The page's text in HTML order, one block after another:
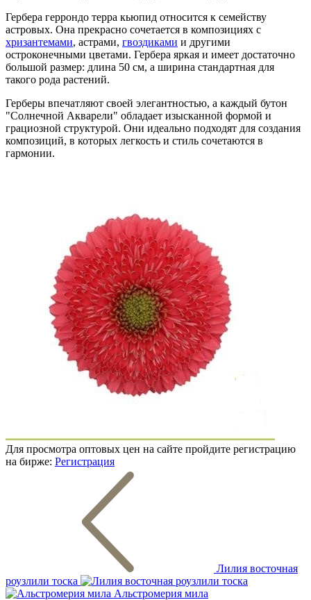
Гербера геррондо терра кьюпид относится к семейству
астровых. Она прекрасно сочетается в композициях с
хризантемами, астрами, гвоздиками и другими
остроконечными цветами. Гербера яркая и имеет достаточно
большой размер: длина 50 см, а ширина стандартная для
такого рода растений.
Герберы впечатляют своей элегантностью, а каждый бутон
"Солнечной Акварели" обладает изысканной формой и
грациозной структурой. Они идеально подходят для создания
композиций, в которых легкость и стиль сочетаются в
гармонии.
Для просмотра оптовых цен на сайте пройдите регистрацию
на бирже: Регистрация
Лилия восточная
роузлили тоска
Альстромерия мила